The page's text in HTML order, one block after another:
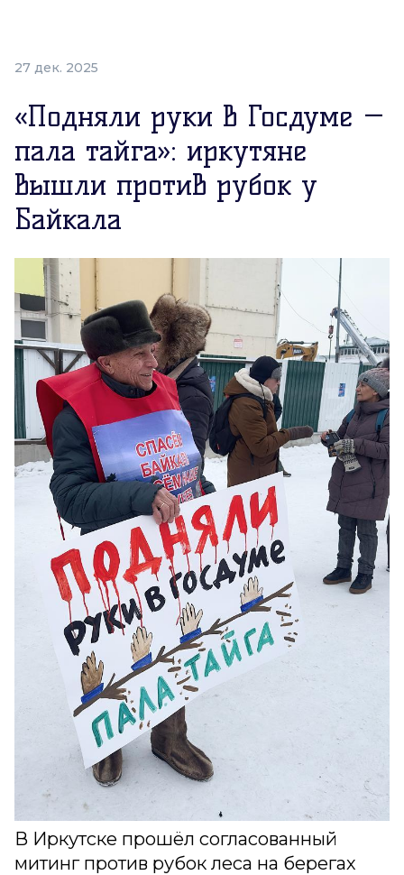
27 дек. 2025
«Подняли руки в Госдуме —
пала тайга»: иркутяне
вышли против рубок у
Байкала
В Иркутске прошёл согласованный
митинг против рубок леса на берегах